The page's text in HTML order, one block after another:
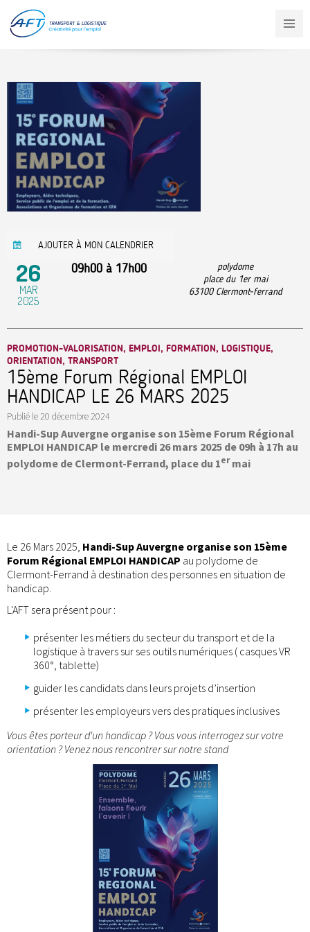
contenu
principal
AJOUTER À MON CALENDRIER
26
MAR
2025
09h00 à 17h00
polydome
place du 1er mai
63100 Clermont-ferrand
PROMOTION-VALORISATION, EMPLOI, FORMATION, LOGISTIQUE,
ORIENTATION, TRANSPORT
15ème Forum Régional EMPLOI
HANDICAP LE 26 MARS 2025
Publié le 20 décembre 2024
Handi-Sup Auvergne organise son 15ème Forum Régional
EMPLOI HANDICAP le mercredi 26 mars 2025 de 09h à 17h au
polydome de Clermont-Ferrand, place du 1ermai
Le 26 Mars 2025, Handi-Sup Auvergne organise son 15ème
Forum Régional EMPLOI HANDICAP au polydome de
Clermont-Ferrand à destination des personnes en situation de
handicap.
L'AFT sera présent pour :
présenter les métiers du secteur du transport et de la
logistique à travers sur ses outils numériques ( casques VR
360°, tablette)
guider les candidats dans leurs projets d’insertion
présenter les employeurs vers des pratiques inclusives
Vous êtes porteur d'un handicap ? Vous vous interrogez sur votre
orientation ? Venez nous rencontrer sur notre stand